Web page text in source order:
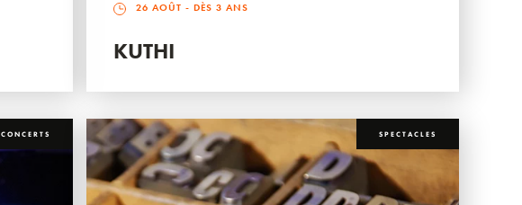
26 AOÛT - DÈS 3 ANS
KUTHI
CONCERTS SPECTACLES